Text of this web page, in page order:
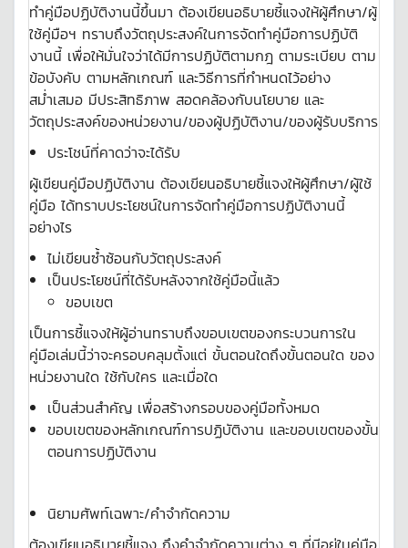
ทำคู่มือปฏิบัติงานนี้ขึ้นมา ต้องเขียนอธิบายชี้แจงให้ผู้ศึกษา/ผู้
ใช้คู่มือฯ ทราบถึงวัตถุประสงค์ในการจัดทำคู่มือการปฏิบัติ
งานนี้ เพื่อให้มั่นใจว่าได้มีการปฏิบัติตามกฎ ตามระเบียบ ตาม
ข้อบังคับ ตามหลักเกณฑ์ และวิธีการที่กำหนดไว้อย่าง
สม่ำเสมอ มีประสิทธิภาพ สอดคล้องกับนโยบาย และ
วัตถุประสงค์ของหน่วยงาน/ของผู้ปฏิบัติงาน/ของผู้รับบริการ
ประโชน์ที่คาดว่าจะได้รับ
ผู้เขียนคู่มือปฏิบัติงาน ต้องเขียนอธิบายชี้แจงให้ผู้ศึกษา/ผู้ใช้
คู่มือ ได้ทราบประโยชน์ในการจัดทำคู่มือการปฏิบัติงานนี้
อย่างไร
ไม่เขียนซ้ำซ้อนกับวัตถุประสงค์
เป็นประโยชน์ที่ได้รับหลังจากใช้คู่มือนี้แล้ว
ขอบเขต
เป็นการชี้แจงให้ผู้อ่านทราบถึงขอบเขตของกระบวนการใน
คู่มือเล่มนี้ว่าจะครอบคลุมตั้งแต่ ขั้นตอนใดถึงขั้นตอนใด ของ
หน่วยงานใด ใช้กับใคร และเมื่อใด
เป็นส่วนสำคัญ เพื่อสร้างกรอบของคู่มือทั้งหมด
ขอบเขตของหลักเกณฑ์การปฏิบัติงาน และขอบเขตของขั้น
ตอนการปฏิบัติงาน
นิยามศัพท์เฉพาะ/คำจำกัดความ